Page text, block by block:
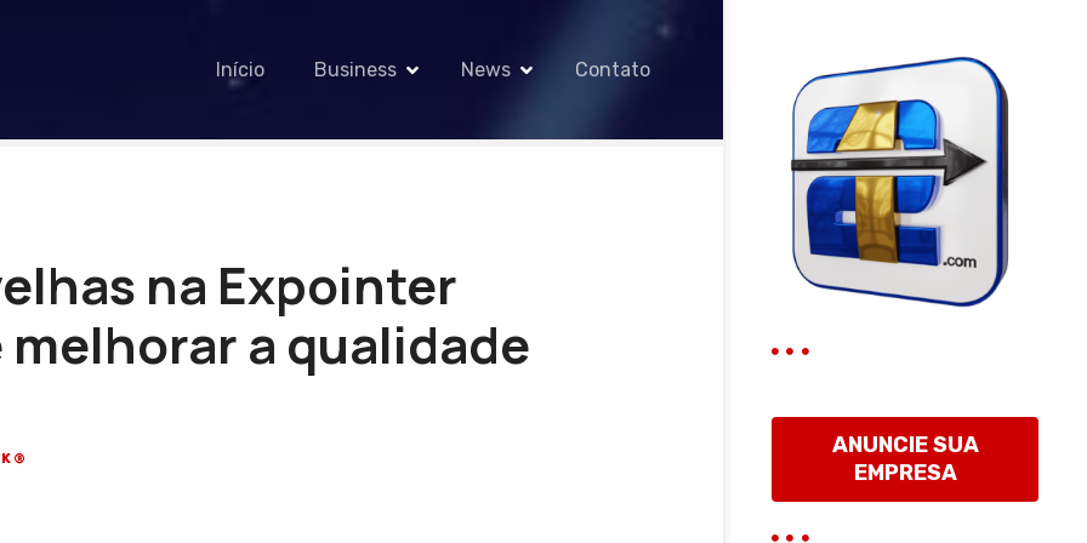
Início Business News Contato
na Expointer
a qualidade
ANUNCIE SUA
EMPRESA